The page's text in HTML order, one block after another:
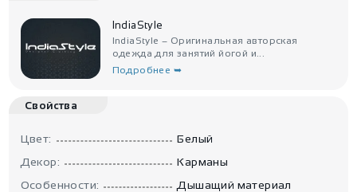
IndiaStyle
IndiaStyle – Оригинальная авторская
одежда для занятий йогой и...
Подробнее ➥
Свойства
Цвет:
Белый
Декор:
Карманы
Особенности:
Дышащий материал